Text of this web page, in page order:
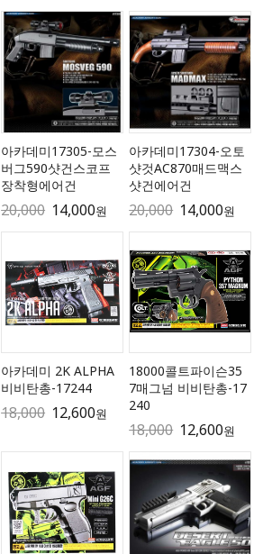
아카데미17305-모스
버그590샷건스코프
장착형에어건
20,000 14,000원
아카데미17304-오토
샷것AC870매드맥스
샷건에어건
20,000 14,000원
아카데미 2K ALPHA
비비탄총-17244
18,000 12,600원
18000콜트파이슨35
7매그넘 비비탄총-17
240
18,000 12,600원